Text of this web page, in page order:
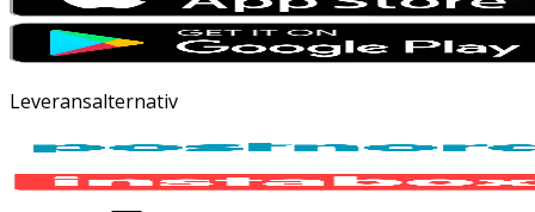
Leveransalternativ